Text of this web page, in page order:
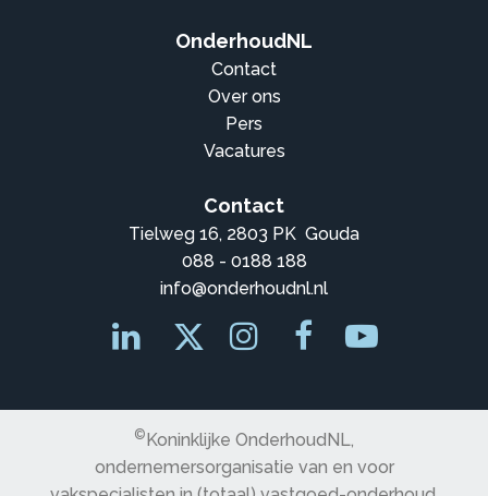
OnderhoudNL
Contact
Over ons
Pers
Vacatures
Contact
Tielweg 16, 2803 PK Gouda
088 - 0188 188
info@onderhoudnl.nl
©Koninklijke OnderhoudNL,
ondernemersorganisatie van en voor